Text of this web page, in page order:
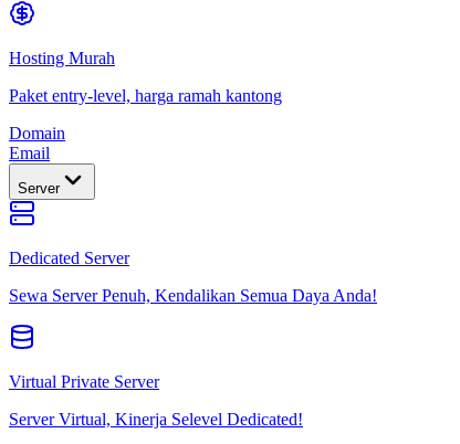
Hosting Murah
Paket entry-level, harga ramah kantong
Domain
Email
Server
Dedicated Server
Sewa Server Penuh, Kendalikan Semua Daya Anda!
Virtual Private Server
Server Virtual, Kinerja Selevel Dedicated!